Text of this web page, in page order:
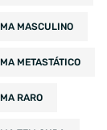
MASCULINO
METASTÁTICO
RARO